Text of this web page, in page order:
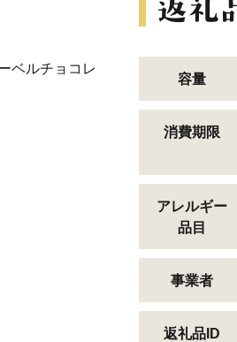
ベルチョコレ
容量
消費期限
アレルギー
品目
事業者
返礼品ID